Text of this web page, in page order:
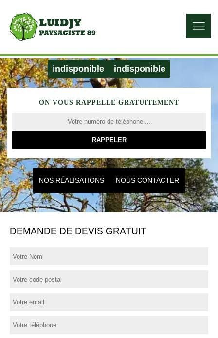
indisponible indisponible
ON VOUS RAPPELLE GRATUITEMENT
NOS RÉALISATIONS NOUS CONTACTER
DEMANDE DE DEVIS GRATUIT